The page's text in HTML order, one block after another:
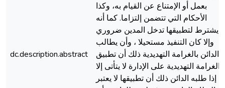
dc.description.abstract
بعمل أو الإمتناع عن القیام به، وكذا
الأحكام التي تتضمن إلتزاما. كما أنه
يشترط لتطبيقها تدخل المدين ضروري
وإلا كان التنفيذ مستحيلا ، وأن يطالب
الدائن بالغرامة التهديدية ذلك أن تطبيق
الغرامة التهديدية على الإدارة لا يتأتى إلا
إذا طلبه الدائن ذلك أن تطبيقها لا يعتبر